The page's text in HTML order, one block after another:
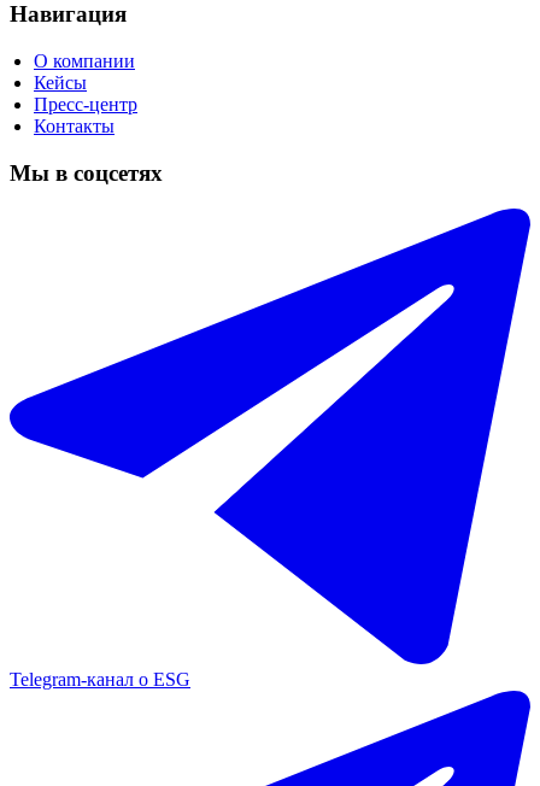
Навигация
О компании
Кейсы
Пресс-центр
Контакты
Мы в соцсетях
Telegram-канал о ESG